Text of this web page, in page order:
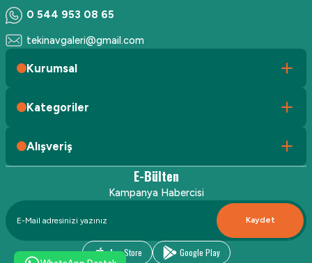
0 544 953 08 65
tekinavgaleri@gmail.com
Kurumsal
Kategoriler
Alışveriş
E-Bülten
Kampanya Habercisi
Kaydet
App Store Google Play